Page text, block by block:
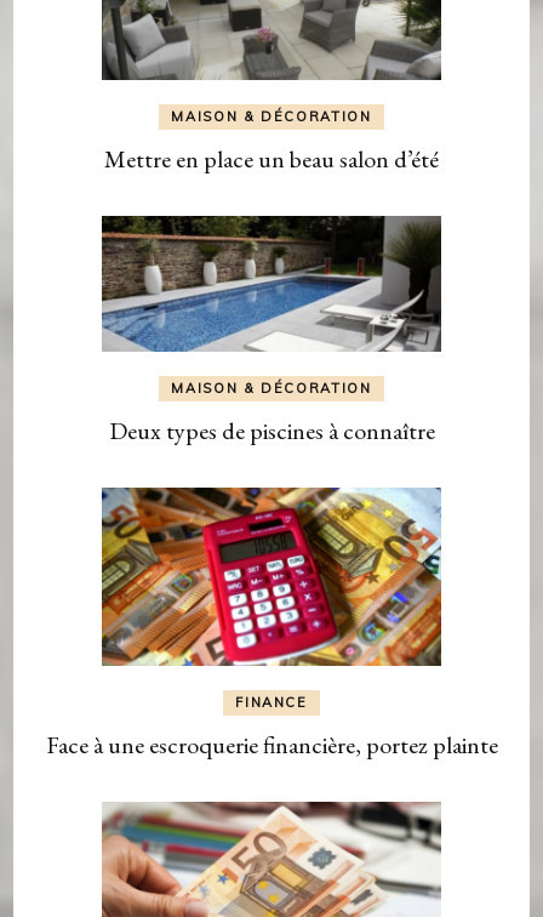
MAISON & DÉCORATION
Mettre en place un beau salon d’été
MAISON & DÉCORATION
Deux types de piscines à connaître
FINANCE
Face à une escroquerie financière, portez plainte